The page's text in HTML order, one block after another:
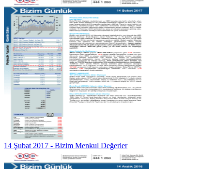
14 Şubat 2017 - Bizim Menkul Değerler